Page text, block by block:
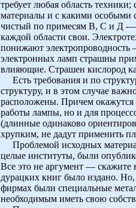
требует любая область
материалы и с какими особыми
чистый по примесям В, С и Д -
каждой области свои.
понижают
электронных ламп страшны
влияющие. Страшен кислород
Есть требования и по
структуру, и в этом случае
расположены. Причем окажутся
работы лампы, но и для
(длинные одинаково
хрупким, не дадут применить
Проблемой исходных
целые институты, были
Все это не аргумент —
дурацких книг было издано.
фирмах были специальные
необходимым иметь свою